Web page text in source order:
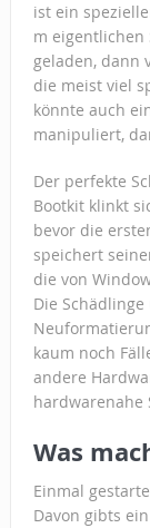
ist ein
m eigentlichen
geladen, dann
die meist viel
könnte auch
manipuliert,
Der perfekte
Bootkit klinkt
bevor die
speichert
die von
Die
kaum noch
andere
hardwarenahe
Was
Einmal
Davon gibts